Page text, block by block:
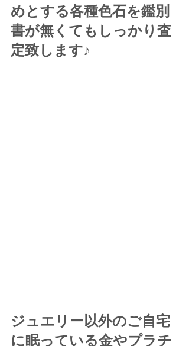
めとする各種色石を鑑別
書が無くてもしっかり査
定致します♪
ジュエリー以外のご自宅
に眠っている金やプラチ